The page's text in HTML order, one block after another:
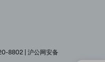
8802 | 沪公网安备